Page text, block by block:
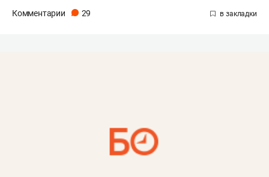
Комментарии 29